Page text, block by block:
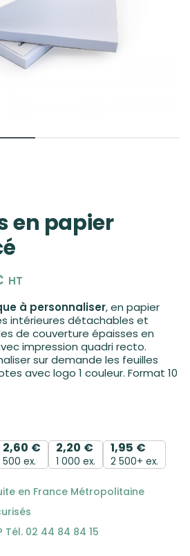
en papier
HT
à personnaliser, en papier
intérieures détachables et
de couverture épaisses en
impression quadri recto.
sur demande les feuilles
avec logo 1 couleur. Format 10
2,60 €
500 ex.
2,20 €
1 000 ex.
1,95 €
2 500+ ex.
en France Métropolitaine
Tél. 02 44 84 84 15